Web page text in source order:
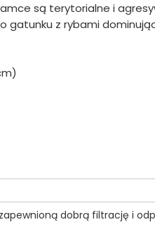
są terytorialne i
gatunku z rybami
dobrą filtrację i